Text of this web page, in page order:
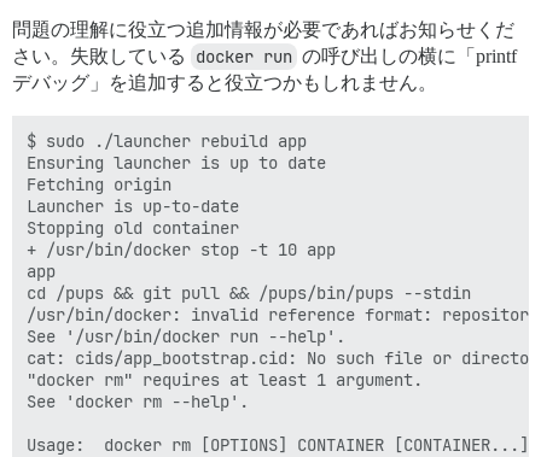
問題の理解に役立つ追加情報が必要であればお知らせくだ
さい。失敗している
docker run の呼び出しの横に「printf
デバッグ」を追加すると役立つかもしれません。
$ sudo ./launcher rebuild app
Ensuring launcher is up to date
Fetching origin
Launcher is up-to-date
Stopping old container
+ /usr/bin/docker stop -t 10 app
app
cd /pups && git pull && /pups/bin/pups --stdin
/usr/bin/docker: invalid reference format: repository
See '/usr/bin/docker run --help'.
cat: cids/app_bootstrap.cid: No such file or
"docker rm" requires at least 1 argument.
See 'docker rm --help'.
Usage:  docker rm [OPTIONS] CONTAINER [CONTAINER...]